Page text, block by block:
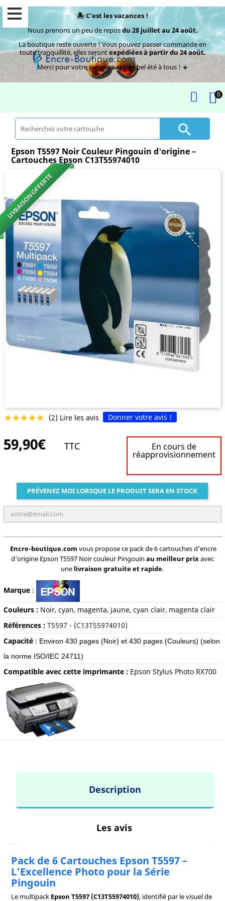
🏝️ C’est les vacances !
Nous prenons un peu de reposdu 28 juillet au 24 août.
La boutique reste ouverte ! Vous pouvez passer commande en
toute tranquillité, elles serontexpédiées à partir du 24 août.
Merci pour votre patience et très bel été à tous ! ☀️
0

Epson T5597 Noir Couleur Pingouin d'origine –
Cartouches Epson C13T55974010
LIVRAISON OFFERTE
 (2) Lire les avis Donner votre avis !
59,90€ TTC En cours de
réapprovisionnement
PRÉVENEZ MOI LORSQUE LE PRODUIT SERA EN STOCK
Encre-boutique.com vous propose ce pack de 6 cartouches d'encre
d'origine Epson T5597 Noir couleur Pingouin au meilleur prixavec
une livraison gratuite et rapide.
Marque:
Couleurs : Noir, cyan, magenta, jaune, cyan clair, magenta clair
Références : T5597 - (C13T55974010)
Capacité: Environ 430 pages (Noir) et 430 pages (Couleurs) (selon
la norme ISO/IEC 24711)
Compatible avec cette imprimante : Epson Stylus Photo RX700
Description
Les avis
Pack de 6 Cartouches Epson T5597 –
L'Excellence Photo pour la Série
Pingouin
Le multipack Epson T5597 (C13T55974010), identifié par le visuel de